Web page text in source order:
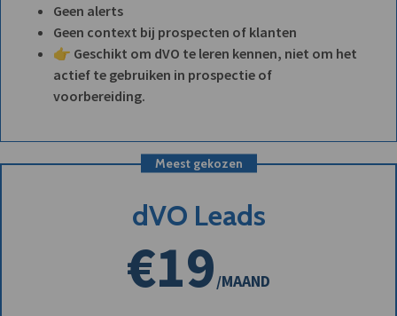
Geen alerts
Geen context bij prospecten of klanten
👉 Geschikt om dVO te leren kennen, niet om het
actief te gebruiken in prospectie of
voorbereiding.
Meest gekozen
dVO Leads
€19/MAAND